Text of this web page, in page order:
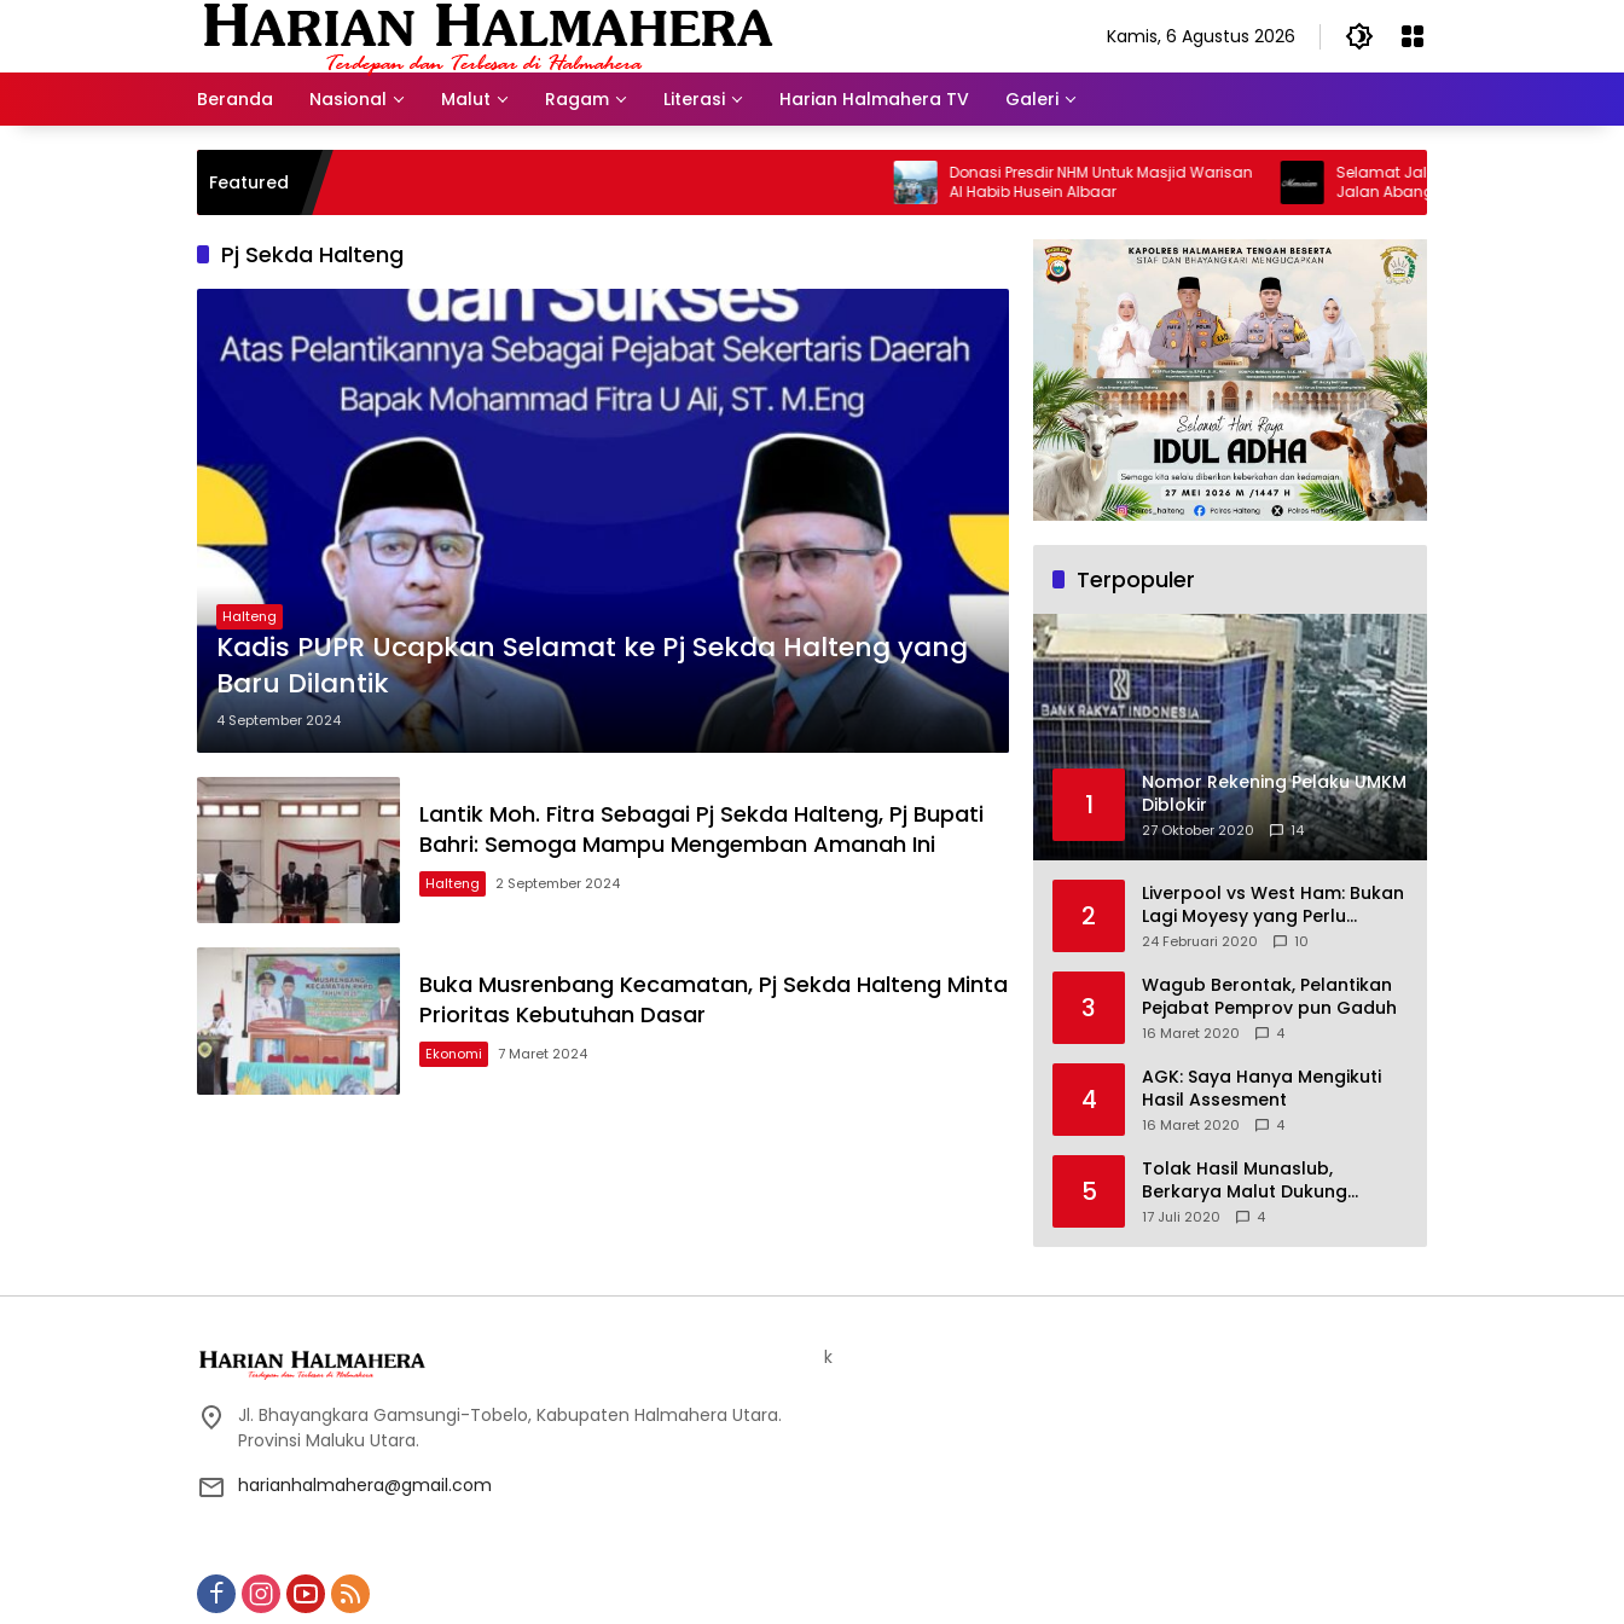
Kamis, 6 Agustus 2026
Beranda Nasional Malut Ragam Literasi Harian Halmahera TV Galeri
Featured
Donasi Presdir NHM Untuk Masjid Warisan
Al Habib Husein Albaar
Selamat Jalan Sang Inspirator, Selamat
Jalan Abangku Yuslam Idris
Pj Sekda Halteng
Halteng
Kadis PUPR Ucapkan Selamat ke Pj Sekda Halteng yang
Baru Dilantik
4 September 2024
Lantik Moh. Fitra Sebagai Pj Sekda Halteng, Pj Bupati
Bahri: Semoga Mampu Mengemban Amanah Ini
Halteng 2 September 2024
Buka Musrenbang Kecamatan, Pj Sekda Halteng Minta
Prioritas Kebutuhan Dasar
Ekonomi 7 Maret 2024
Terpopuler
1
Nomor Rekening Pelaku UMKM
Diblokir
27 Oktober 2020 14
2
Liverpool vs West Ham: Bukan
Lagi Moyesy yang Perlu
Ditakuti
24 Februari 2020 10
3
Wagub Berontak, Pelantikan
Pejabat Pemprov pun Gaduh
16 Maret 2020 4
4
AGK: Saya Hanya Mengikuti
Hasil Assesment
16 Maret 2020 4
5
Tolak Hasil Munaslub,
Berkarya Malut Dukung
Tommy Soeharto
17 Juli 2020 4
Jl. Bhayangkara Gamsungi-Tobelo, Kabupaten Halmahera Utara.
Provinsi Maluku Utara.
harianhalmahera@gmail.com
k